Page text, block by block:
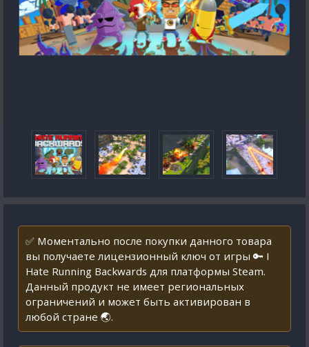
✅ Моментально после покупки данного товара
вы получаете лицензионный ключ от игры 🔑 I
Hate Running Backwards для платформы Steam.
Данный продукт не имеет региональных
ограничений и может быть активирован в
любой стране 🌏.